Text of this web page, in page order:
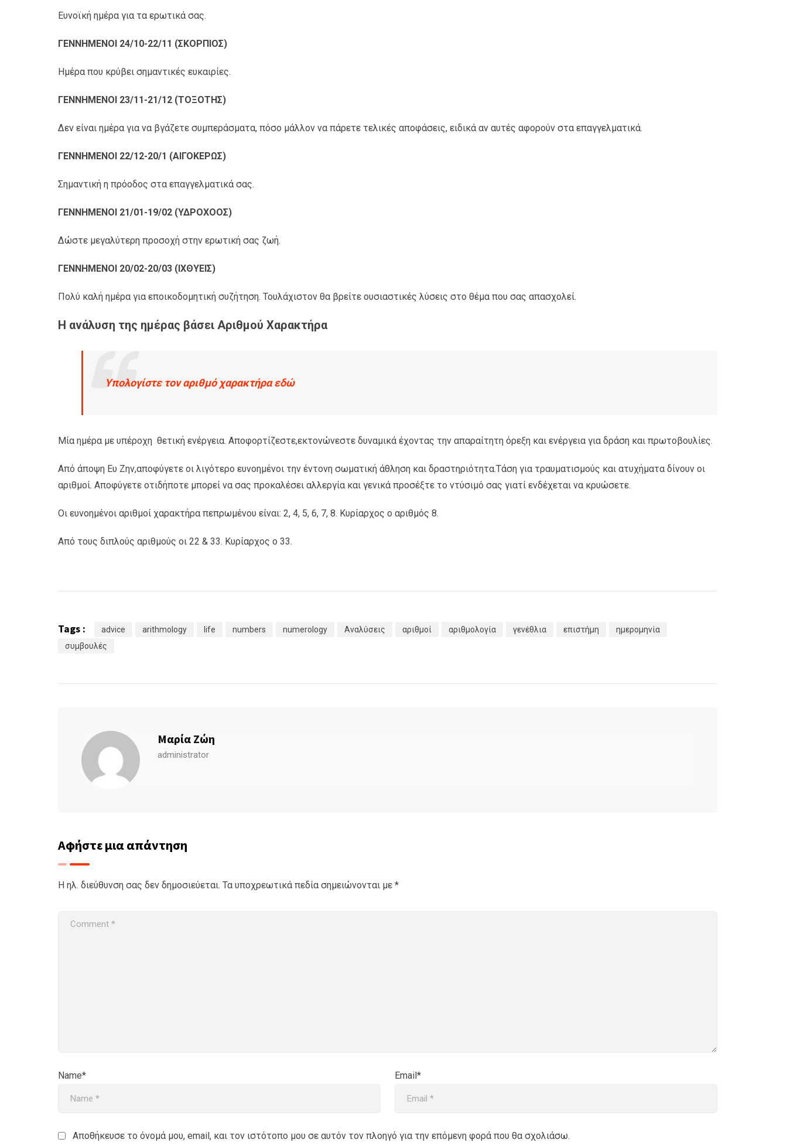
Ευνοϊκή ημέρα για τα ερωτικά σας.
ΓΕΝΝΗΜΕΝΟΙ 24/10-22/11 (ΣΚΟΡΠΙΟΣ)
Ημέρα που κρύβει σημαντικές ευκαιρίες.
ΓΕΝΝΗΜΕΝΟΙ 23/11-21/12 (ΤΟΞΟΤΗΣ)
Δεν είναι ημέρα για να βγάζετε συμπεράσματα, πόσο μάλλον να πάρετε τελικές αποφάσεις, ειδικά αν αυτές αφορούν στα επαγγελματικά.
ΓΕΝΝΗΜΕΝΟΙ 22/12-20/1 (ΑΙΓΟΚΕΡΩΣ)
Σημαντική η πρόοδος στα επαγγελματικά σας.
ΓΕΝΝΗΜΕΝΟΙ 21/01-19/02 (ΥΔΡΟΧΟΟΣ)
Δώστε μεγαλύτερη προσοχή στην ερωτική σας ζωή.
ΓΕΝΝΗΜΕΝΟΙ 20/02-20/03 (ΙΧΘΥΕΙΣ)
Πολύ καλή ημέρα για εποικοδομητική συζήτηση. Τουλάχιστον θα βρείτε ουσιαστικές λύσεις στο θέμα που σας απασχολεί.
Η ανάλυση της ημέρας βάσει Αριθμού Χαρακτήρα
Υπολογίστε τον αριθμό χαρακτήρα εδώ
Μία ημέρα με υπέροχη θετική ενέργεια. Αποφορτίζεστε,εκτονώνεστε δυναμικά έχοντας την απαραίτητη όρεξη και ενέργεια για δράση και πρωτοβουλίες.
Από άποψη Ευ Ζην,αποφύγετε οι λιγότερο ευνοημένοι την έντονη σωματική άθληση και δραστηριότητα.Τάση για τραυματισμούς και ατυχήματα δίνουν οι
αριθμοί. Αποφύγετε οτιδήποτε μπορεί να σας προκαλέσει αλλεργία και γενικά προσέξτε το ντύσιμό σας γιατί ενδέχεται να κρυώσετε.
Οι ευνοημένοι αριθμοί χαρακτήρα πεπρωμένου είναι: 2, 4, 5, 6, 7, 8. Κυρίαρχος ο αριθμός 8.
Από τους διπλούς αριθμούς οι 22 & 33. Κυρίαρχος ο 33.
Tags : advice arithmology life numbers numerology Αναλύσεις αριθμοί αριθμολογία γενέθλια επιστήμη
ημερομηνία
συμβουλές
Μαρία Ζώη
administrator
Αφήστε μια απάντηση
Η ηλ. διεύθυνση σας δεν δημοσιεύεται. Τα υποχρεωτικά πεδία σημειώνονται με *
Name* Email*
Αποθήκευσε το όνομά μου, email, και τον ιστότοπο μου σε αυτόν τον πλοηγό για την επόμενη φορά που θα σχολιάσω.